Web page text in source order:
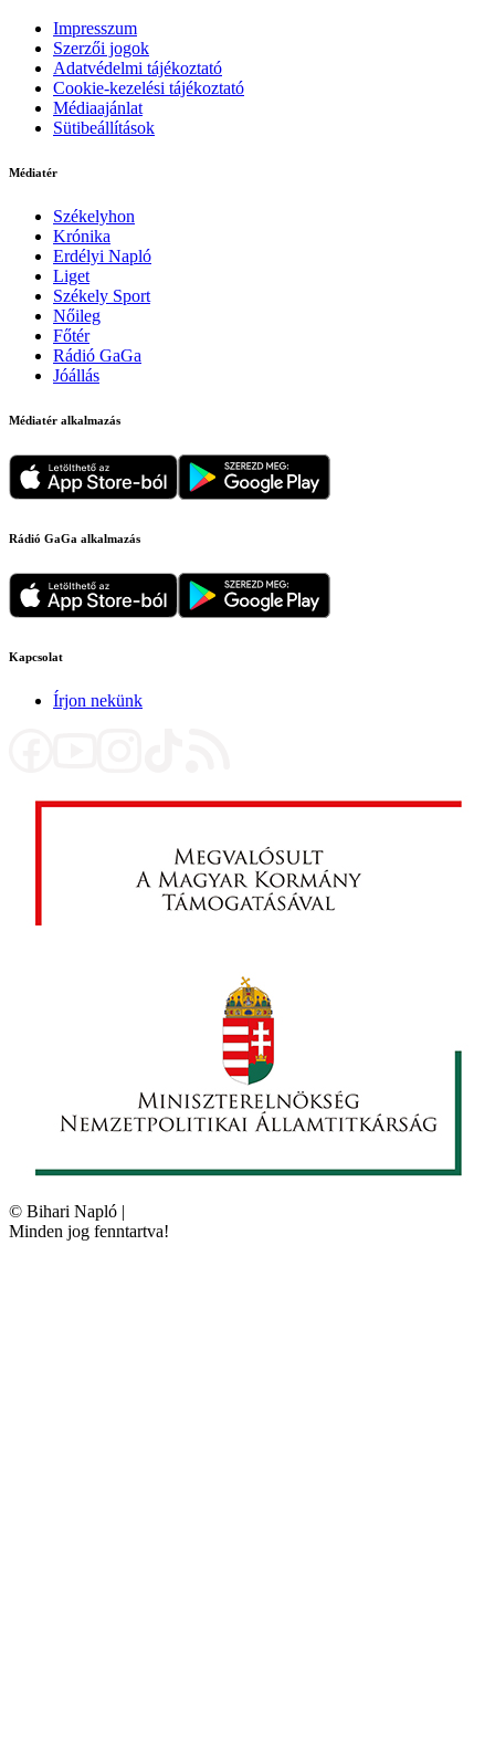
Impresszum
Szerzői jogok
Adatvédelmi tájékoztató
Cookie-kezelési tájékoztató
Médiaajánlat
Sütibeállítások
Médiatér
Székelyhon
Krónika
Erdélyi Napló
Liget
Székely Sport
Nőileg
Főtér
Rádió GaGa
Jóállás
Médiatér alkalmazás
Rádió GaGa alkalmazás
Kapcsolat
Írjon nekünk
© Bihari Napló |
Minden jog fenntartva!